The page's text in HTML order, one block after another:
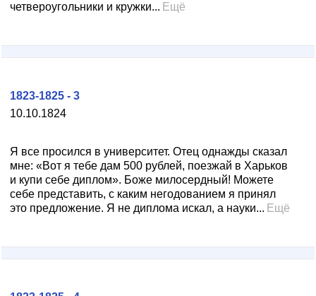
четвероугольники и кружки... Ещё
10.10.1824
1823-1825 - 3
Я все просился в университет. Отец однажды сказал
мне: «Вот я тебе дам 500 рублей, поезжай в Харьков
и купи себе диплом». Боже милосердный! Можете
себе представить, с каким негодованием я принял
это предложение. Я не диплома искал, а науки... Ещё